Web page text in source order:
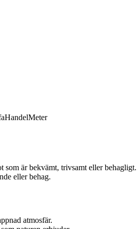
HandelMeter
som är bekvämt, trivsamt eller
eller behag.
atmosfär.